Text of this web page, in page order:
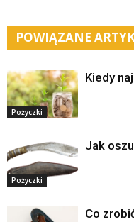
POWIĄZANE
Pożyczki
Kiedy
Pożyczki
Jak
Co